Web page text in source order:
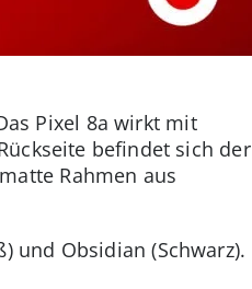
Pixel 8a wirkt mit
befindet sich der
Rahmen aus
und Obsidian (Schwarz).